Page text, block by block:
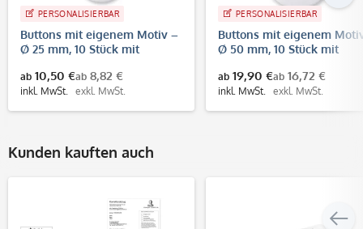
PERSONALISIERBAR
Buttons mit eigenem Motiv –
Ø 25 mm, 10 Stück mit
ab 10,50 €
inkl. MwSt.
ab 8,82 €
exkl. MwSt.
PERSONALISIERBAR
Buttons mit eigenem
Ø 50 mm, 10 Stück mit
ab 19,90 €
inkl. MwSt.
ab 16,72 €
exkl. MwSt.
Kunden kauften auch